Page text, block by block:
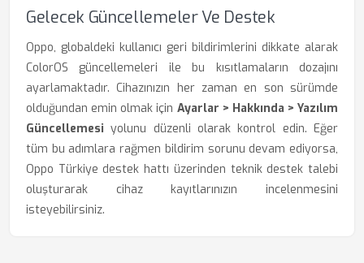
Gelecek Güncellemeler Ve Destek
Oppo, globaldeki kullanıcı geri bildirimlerini dikkate alarak
ColorOS güncellemeleri ile bu kısıtlamaların dozajını
ayarlamaktadır. Cihazınızın her zaman en son sürümde
olduğundan emin olmak için Ayarlar > Hakkında > Yazılım
Güncellemesi yolunu düzenli olarak kontrol edin. Eğer
tüm bu adımlara rağmen bildirim sorunu devam ediyorsa,
Oppo Türkiye destek hattı üzerinden teknik destek talebi
oluşturarak cihaz kayıtlarınızın incelenmesini
isteyebilirsiniz.